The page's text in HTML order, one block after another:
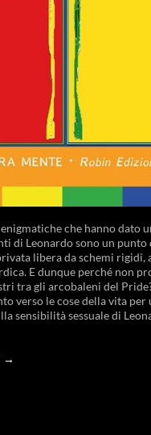
che hanno dato
di Leonardo sono un punto
libera da schemi rigidi,
E dunque perché non
tra gli arcobaleni del
verso le cose della vita per
sensibilità sessuale di
→